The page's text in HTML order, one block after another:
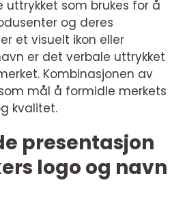
uttrykket som brukes for å
og deres
et visuelt ikon eller
er det verbale uttrykket
Kombinasjonen av
mål å formidle merkets
kvalitet.
presentasjon
logo og navn